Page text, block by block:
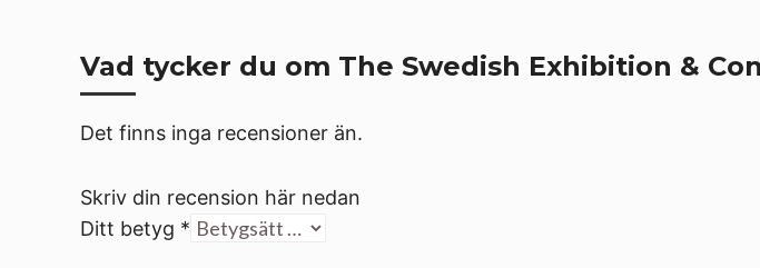
Vad tycker du om The Swedish Exhibition &
Det finns inga recensioner än.
Skriv din recension här nedan
Ditt betyg *